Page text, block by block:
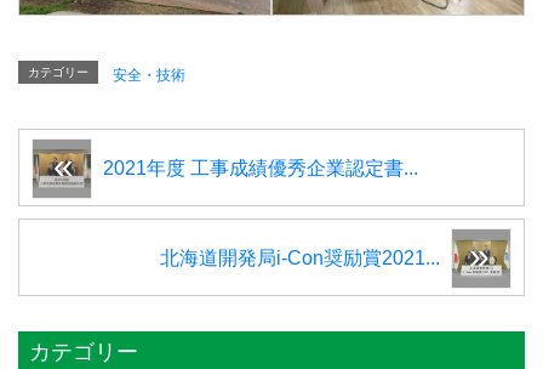
カテゴリー 安全・技術
2021年度 工事成績優秀企業認定書...
北海道開発局i-Con奨励賞2021...
カテゴリー